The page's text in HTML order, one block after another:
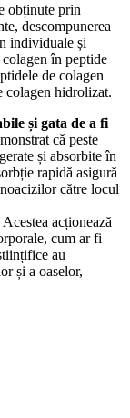
obținute prin
descompunerea
individuale și
în peptide
de colagen
colagen hidrolizat.
și gata de a fi
că peste
și absorbite în
rapidă asigură
către locul
acționează
cum ar fi
au
și a oaselor,